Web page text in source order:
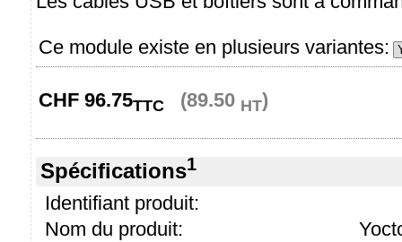
Ce module existe en plusieurs variantes:
CHF 96.75TTC (89.50 HT)
Spécifications1
Identifiant produit:
Nom du produit: